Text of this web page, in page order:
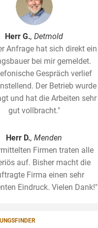
Herr G., Detmold
Anfrage hat sich direkt ein
bei mir gemeldet.
Gespräch verlief
Der Betrieb wurde
und hat die Arbeiten sehr
gut vollbracht."
Herr D., Menden
Firmen traten alle
auf. Bisher macht die
Firma einen sehr
Eindruck. Vielen Dank!"